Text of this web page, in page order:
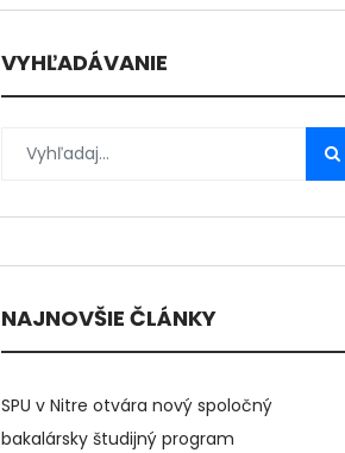
VYHĽADÁVANIE
NAJNOVŠIE ČLÁNKY
SPU v Nitre otvára nový spoločný
bakalársky študijný program